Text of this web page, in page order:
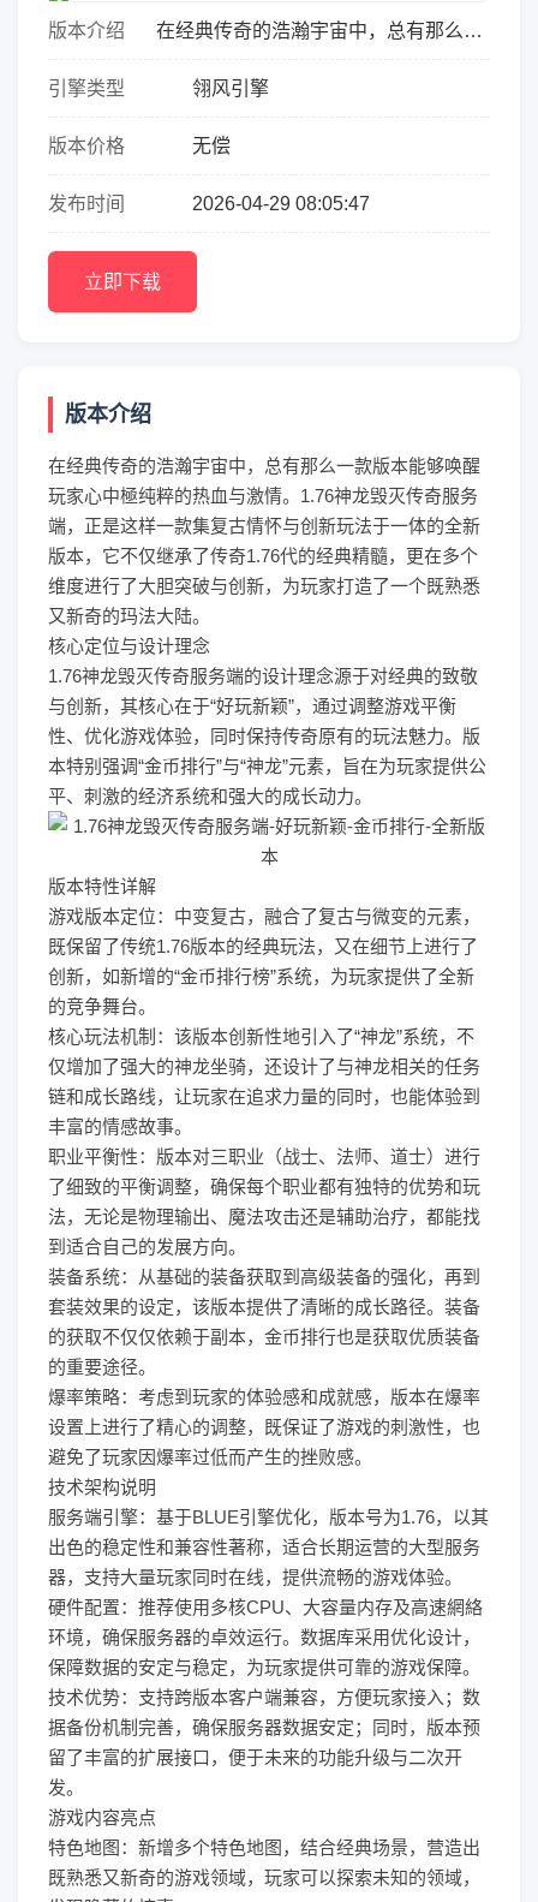
版本介绍
在经典传奇的浩瀚宇宙中，总有那么一
与激情。1.76神龙毁灭传奇服务端，正
引擎类型 翎风引擎
版本价格 无偿
发布时间 2026-04-29 08:05:47
立即下载
版本介绍
在经典传奇的浩瀚宇宙中，总有那么一款版本能够唤醒
玩家心中極纯粹的热血与激情。1.76神龙毁灭传奇服务
端，正是这样一款集复古情怀与创新玩法于一体的全新
版本，它不仅继承了传奇1.76代的经典精髓，更在多个
维度进行了大胆突破与创新，为玩家打造了一个既熟悉
又新奇的玛法大陆。
核心定位与设计理念
1.76神龙毁灭传奇服务端的设计理念源于对经典的致敬
与创新，其核心在于“好玩新颖”，通过调整游戏平衡
性、优化游戏体验，同时保持传奇原有的玩法魅力。版
本特别强调“金币排行”与“神龙”元素，旨在为玩家提供公
平、刺激的经济系统和强大的成长动力。
版本特性详解
游戏版本定位：中变复古，融合了复古与微变的元素，
既保留了传统1.76版本的经典玩法，又在细节上进行了
创新，如新增的“金币排行榜”系统，为玩家提供了全新
的竞争舞台。
核心玩法机制：该版本创新性地引入了“神龙”系统，不
仅增加了强大的神龙坐骑，还设计了与神龙相关的任务
链和成长路线，让玩家在追求力量的同时，也能体验到
丰富的情感故事。
职业平衡性：版本对三职业（战士、法师、道士）进行
了细致的平衡调整，确保每个职业都有独特的优势和玩
法，无论是物理输出、魔法攻击还是辅助治疗，都能找
到适合自己的发展方向。
装备系统：从基础的装备获取到高级装备的强化，再到
套装效果的设定，该版本提供了清晰的成长路径。装备
的获取不仅仅依赖于副本，金币排行也是获取优质装备
的重要途径。
爆率策略：考虑到玩家的体验感和成就感，版本在爆率
设置上进行了精心的调整，既保证了游戏的刺激性，也
避免了玩家因爆率过低而产生的挫败感。
技术架构说明
服务端引擎：基于BLUE引擎优化，版本号为1.76，以其
出色的稳定性和兼容性著称，适合长期运营的大型服务
器，支持大量玩家同时在线，提供流畅的游戏体验。
硬件配置：推荐使用多核CPU、大容量内存及高速網絡
环境，确保服务器的卓效运行。数据库采用优化设计，
保障数据的安定与稳定，为玩家提供可靠的游戏保障。
技术优势：支持跨版本客户端兼容，方便玩家接入；数
据备份机制完善，确保服务器数据安定；同时，版本预
留了丰富的扩展接口，便于未来的功能升级与二次开
发。
游戏内容亮点
特色地图：新增多个特色地图，结合经典场景，营造出
既熟悉又新奇的游戏领域，玩家可以探索未知的领域，